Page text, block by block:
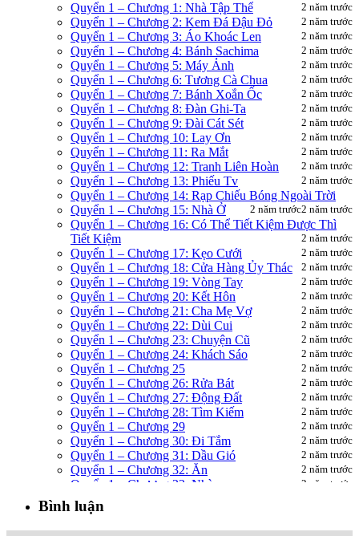
Quyển 1 – Chương 1: Nhà Tập Thể 2 năm trước
Quyển 1 – Chương 2: Kem Đá Đậu Đỏ 2 năm trước
Quyển 1 – Chương 3: Áo Khoác Len 2 năm trước
Quyển 1 – Chương 4: Bánh Sachima 2 năm trước
Quyển 1 – Chương 5: Máy Ảnh 2 năm trước
Quyển 1 – Chương 6: Tương Cà Chua 2 năm trước
Quyển 1 – Chương 7: Bánh Xoắn Ốc 2 năm trước
Quyển 1 – Chương 8: Đàn Ghi-Ta 2 năm trước
Quyển 1 – Chương 9: Đài Cát Sét 2 năm trước
Quyển 1 – Chương 10: Lay Ơn 2 năm trước
Quyển 1 – Chương 11: Ra Mắt 2 năm trước
Quyển 1 – Chương 12: Tranh Liên Hoàn 2 năm trước
Quyển 1 – Chương 13: Phiếu Tv 2 năm trước
Quyển 1 – Chương 14: Rạp Chiếu Bóng Ngoài Trời
2 năm trước
Quyển 1 – Chương 15: Nhà Ở 2 năm trước
Quyển 1 – Chương 16: Có Thể Tiết Kiệm Được Thì
Tiết Kiệm
2 năm trước
Quyển 1 – Chương 17: Kẹo Cưới 2 năm trước
Quyển 1 – Chương 18: Cửa Hàng Ủy Thác 2 năm trước
Quyển 1 – Chương 19: Vòng Tay 2 năm trước
Quyển 1 – Chương 20: Kết Hôn 2 năm trước
Quyển 1 – Chương 21: Cha Mẹ Vợ 2 năm trước
Quyển 1 – Chương 22: Dùi Cui 2 năm trước
Quyển 1 – Chương 23: Chuyện Cũ 2 năm trước
Quyển 1 – Chương 24: Khách Sáo 2 năm trước
Quyển 1 – Chương 25 2 năm trước
Quyển 1 – Chương 26: Rửa Bát 2 năm trước
Quyển 1 – Chương 27: Động Đất 2 năm trước
Quyển 1 – Chương 28: Tìm Kiếm 2 năm trước
Quyển 1 – Chương 29 2 năm trước
Quyển 1 – Chương 30: Đi Tắm 2 năm trước
Quyển 1 – Chương 31: Dầu Gió 2 năm trước
Quyển 1 – Chương 32: Ăn 2 năm trước
Quyển 1 – Chương 33: Nhà 2 năm trước
Quyển 1 – Chương 34: Giường Tầng
Quyển 1 – Chương 35: Nhưng Mà Ít Quá
Quyển 1 – Chương 36: Không Nghe Được
Bình luận